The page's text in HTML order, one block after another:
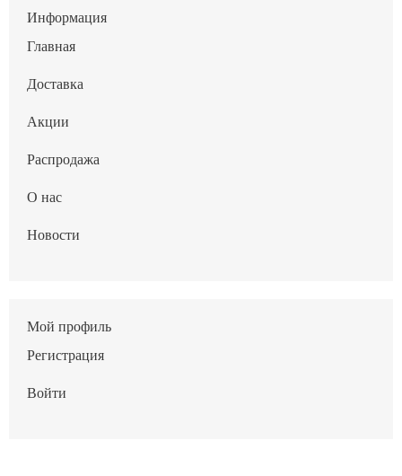
Информация
Главная
Доставка
Акции
Распродажа
О нас
Новости
Мой профиль
Регистрация
Войти